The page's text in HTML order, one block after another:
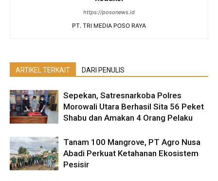
https://posonews.id
PT. TRI MEDIA POSO RAYA
ARTIKEL TERKAIT DARI PENULIS
Sepekan, Satresnarkoba Polres
Morowali Utara Berhasil Sita 56 Peket
Shabu dan Amakan 4 Orang Pelaku
Tanam 100 Mangrove, PT Agro Nusa
Abadi Perkuat Ketahanan Ekosistem
Pesisir